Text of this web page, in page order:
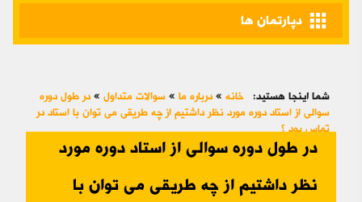
apps دپارتمان ها
شما اینجا هستید: خانه » درباره ما » سوالات متداول » در طول دوره
سوالی از استاد دوره مورد نظر داشتیم از چه طریقی می توان با استاد در
تماس بود ؟
در طول دوره سوالی از استاد دوره مورد
نظر داشتیم از چه طریقی می توان با